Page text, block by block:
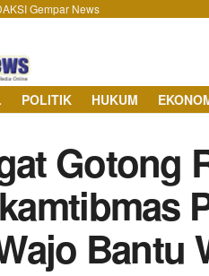
Gempar News
POLITIK HUKUM
Gotong
Bantu